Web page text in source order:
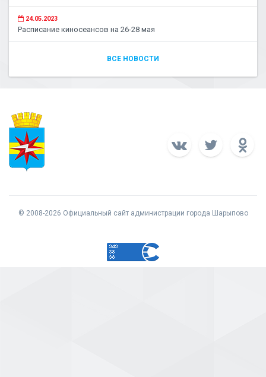
24.05.2023
Расписание киносеансов на 26-28 мая
ВСЕ НОВОСТИ
© 2008-2026 Официальный сайт администрации города Шарыпово